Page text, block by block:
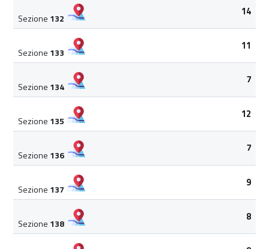
Sezione 132
14
Sezione 133
11
Sezione 134
7
Sezione 135
12
Sezione 136
7
Sezione 137
9
Sezione 138
8